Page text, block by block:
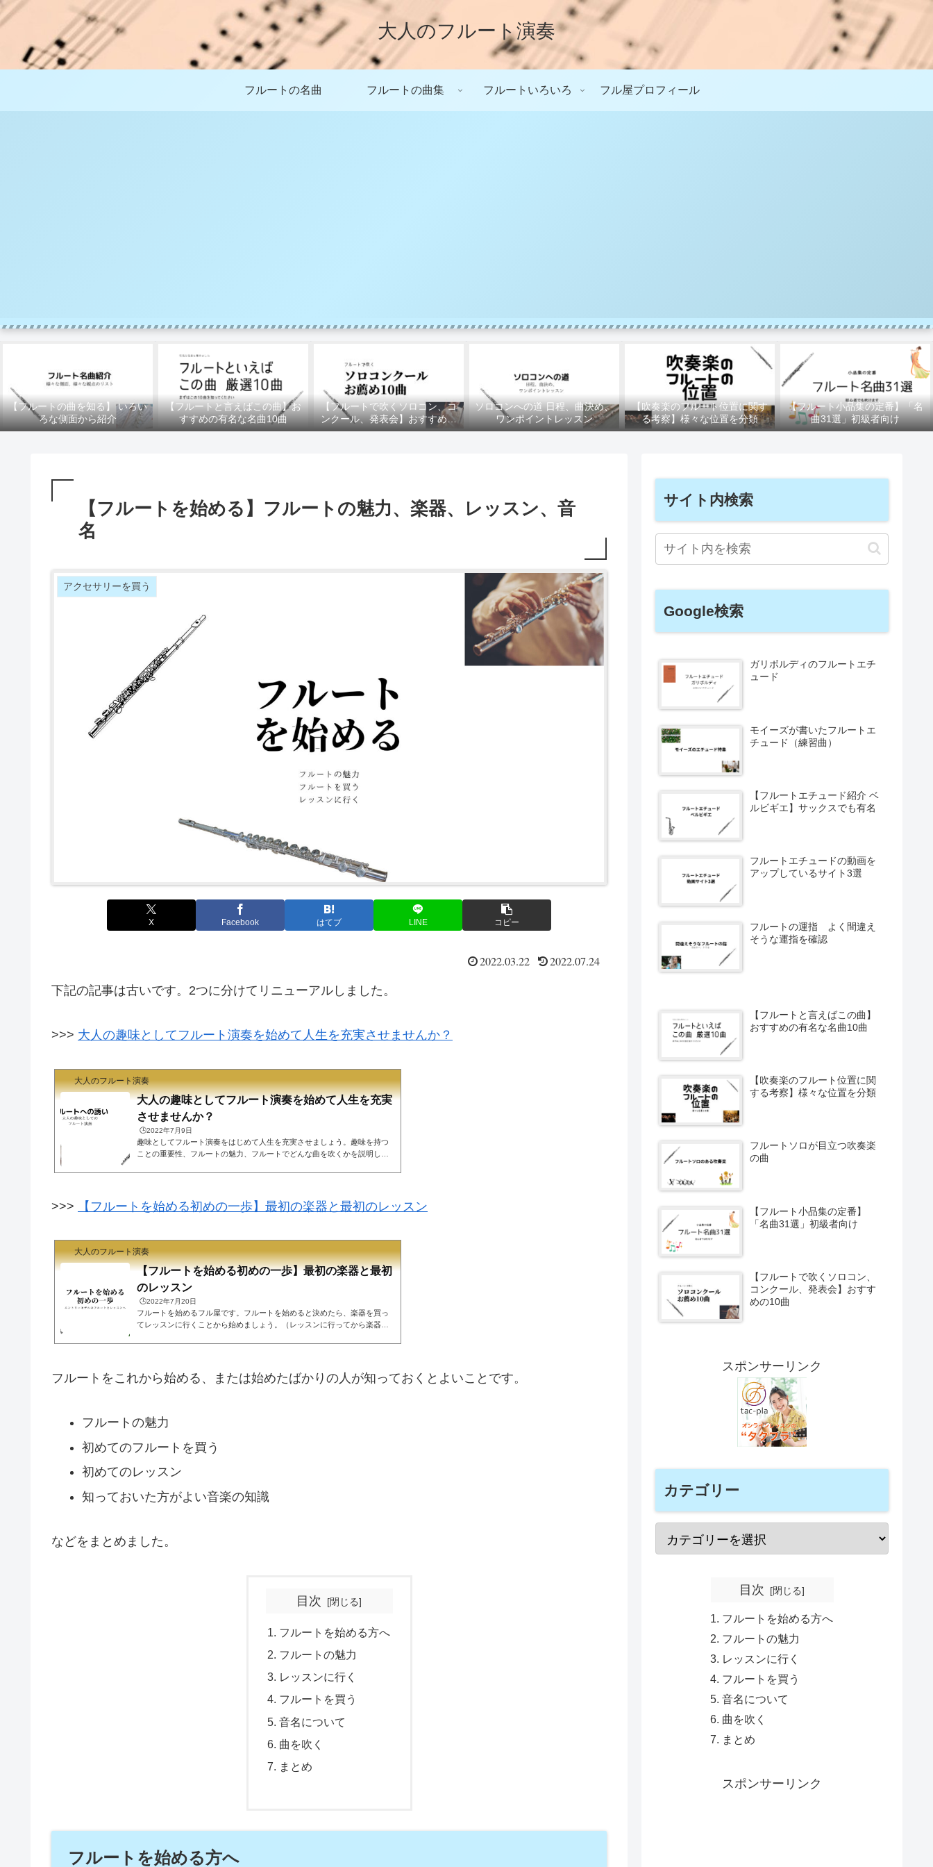
大人のフルート演奏
フルートの名曲 フルートの曲集 フルートいろいろ フル屋プロフィール
【フルートの曲を知る】 いろい
ろな側面から紹介
【フルートと言えばこの曲】お
すすめの有名な名曲10曲
【フルートで吹くソロコン、コ
ンクール、発表会】おすすめの
10曲
ソロコンへの道 日程、曲決め、
ワンポイントレッスン
【吹奏楽のフルート位置に関す
る考察】様々な位置を分類
【フルート小品集の定番】「名
曲31選」初級者向け
【フルートを始める】フルートの魅力、楽器、レッスン、音
名
アクセサリーを買う
X Facebook はてブ LINE コピー
2022.03.22 2022.07.24
下記の記事は古いです。2つに分けてリニューアルしました。
>>> 大人の趣味としてフルート演奏を始めて人生を充実させませんか？
大人のフルート演奏
大人の趣味としてフルート演奏を始めて人生を充実
させませんか？
🕒️2022年7月9日
趣味としてフルート演奏をはじめて人生を充実させましょう。趣味を持つ
ことの重要性、フルートの魅力、フルートでどんな曲を吹くかを説明しま
て困った経験がある」のは全体の半数に上ります。反面、趣味を持ちたい
と思う人は7割に上ります。何らかの趣味に熱中して、生き甲斐を見つける
>>> 【フルートを始める初めの一歩】最初の楽器と最初のレッスン
大人のフルート演奏
【フルートを始める初めの一歩】最初の楽器と最初
のレッスン
🕒️2022年7月20日
フルートを始めるフル屋です。フルートを始めると決めたら、楽器を買っ
てレッスンに行くことから始めましょう。（レッスンに行ってから楽器を
てください。初心者であれば10万円以下、どんなの高くても20万円くらい
にしておきましょう。いきなり高い楽器を買うのは以下のようにお薦めで
フルートをこれから始める、または始めたばかりの人が知っておくとよいことです。
フルートの魅力
初めてのフルートを買う
初めてのレッスン
知っておいた方がよい音楽の知識
などをまとめました。
目次
フルートを始める方へ
フルートの魅力
レッスンに行く
フルートを買う
音名について
曲を吹く
まとめ
フルートを始める方へ
サイト内検索
Google検索
ガリボルディのフルートエチ
ュード
モイーズが書いたフルートエ
チュード（練習曲）
【フルートエチュード紹介 ベ
ルビギエ】サックスでも有名
フルートエチュードの動画を
アップしているサイト3選
フルートの運指 よく間違え
そうな運指を確認
【フルートと言えばこの曲】
おすすめの有名な名曲10曲
【吹奏楽のフルート位置に関
する考察】様々な位置を分類
フルートソロが目立つ吹奏楽
の曲
【フルート小品集の定番】
「名曲31選」初級者向け
【フルートで吹くソロコン、
コンクール、発表会】おすす
めの10曲
スポンサーリンク
カテゴリー
目次
フルートを始める方へ
フルートの魅力
レッスンに行く
フルートを買う
音名について
曲を吹く
まとめ
スポンサーリンク